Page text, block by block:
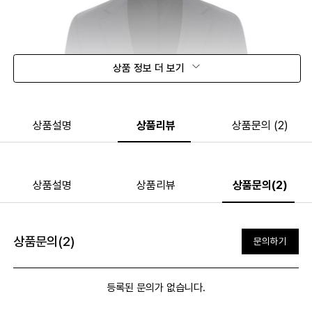
상품 정보 더 보기
상품설명 상품리뷰 상품문의 (2)
상품설명 상품리뷰 상품문의(2)
상품문의(2) 문의하기
등록된 문의가 없습니다.